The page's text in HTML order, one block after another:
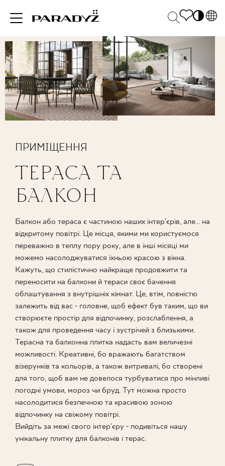
DE
UK
RU
НАТХНЕННЯ
ПРОДУКЦІЯ
КОЛЕКЦІЯ
ДЛЯ БІЗНЕСУ
ПРОЄКТУВАННЯ
ДЕ КУПИТИ
ПРО НАС
МІЙ ПРОФІЛЬ
КОНТАКТ
PL EN SK DE UK RU
ТЕРАСА ТА
БАЛКОН
ПРИМІЩЕННЯ
Балкон або тераса є частиною наших інтер'єрів, але... на
відкритому повітрі. Це місця, якими ми користуємося
переважно в теплу пору року, але в інші місяці ми
можемо насолоджуватися їхньою красою з вікна.
Кажуть, що стилістично найкраще продовжити та
переносити на балкони й тераси своє бачення
облаштування з внутрішніх кімнат. Це, втім, повністю
залежить від вас - головне, щоб ефект був таким, що ви
створюєте простір для відпочинку, розслаблення, а
також для проведення часу і зустрічей з близькими.
Терасна та балконна плитка надасть вам величезні
можливості. Креативні, бо вражають багатством
візерунків та кольорів, а також витривалі, бо створені
для того, щоб вам не довелося турбуватися про мінливі
погодні умови, мороз чи бруд. Тут можна просто
насолодитися безпечною та красивою зоною
відпочинку на свіжому повітрі.
Вийдіть за межі свого інтер'єру - подивіться нашу
унікальну плитку для балконів і терас.